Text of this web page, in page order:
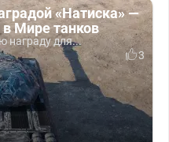
«Натиска» —
в Мире танков
награду для...
3